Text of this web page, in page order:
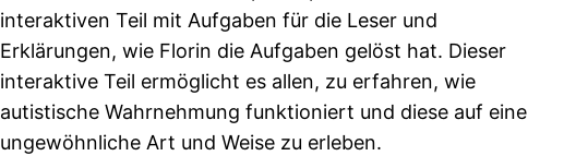
interaktiven Teil mit Aufgaben für die Leser und
Erklärungen, wie Florin die Aufgaben gelöst hat. Dieser
interaktive Teil ermöglicht es allen, zu erfahren, wie
autistische Wahrnehmung funktioniert und diese auf eine
ungewöhnliche Art und Weise zu erleben.